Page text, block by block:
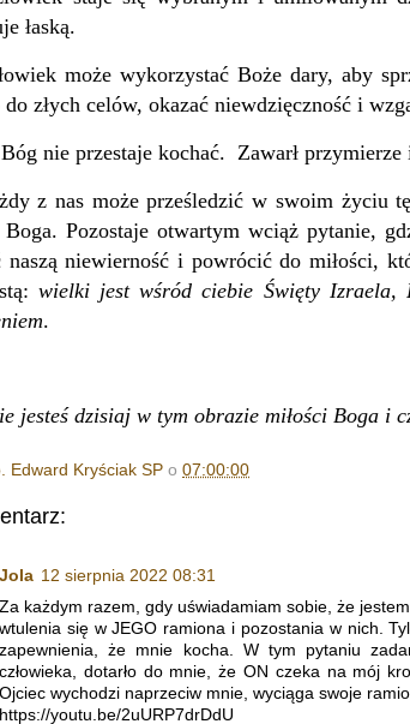
łaską.
może wykorzystać Boże dary, aby
złych celów, okazać niewdzięczność i
nie przestaje kochać. Zawarł
z nas może prześledzić w swoim życiu
Boga. Pozostaje otwartym wciąż pytanie,
naszą niewierność i powrócić do miłości,
wielki jest wśród ciebie Święty
.
jesteś dzisiaj w tym obrazie miłości Boga i
Edward Kryściak SP o 07:00:00
Jola 12 sierpnia 2022 08:31
Za każdym razem, gdy uświadamiam sobie, że
wtulenia się w JEGO ramiona i pozostania w nich.
zapewnienia, że mnie kocha. W tym pytaniu
człowieka, dotarło do mnie, że ON czeka na mój
Ojciec wychodzi naprzeciw mnie, wyciąga swoje
https://youtu.be/2uURP7drDdU